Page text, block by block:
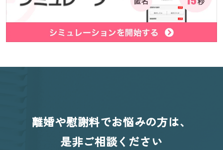
離婚や慰謝料でお悩みの方は、
是非ご相談ください